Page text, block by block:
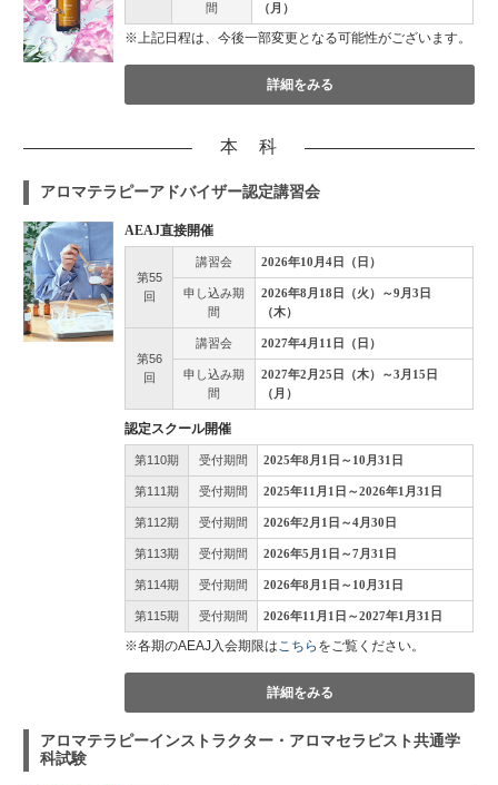
間
（月）
※上記日程は、今後一部変更となる可能性がございます。
詳細をみる
本 科
アロマテラピーアドバイザー認定講習会
AEAJ直接開催
第55
回
講習会 2026年10月4日（日）
申し込み期
間
2026年8月18日（火）～9月3日
（木）
第56
回
講習会 2027年4月11日（日）
申し込み期
間
2027年2月25日（木）～3月15日
（月）
認定スクール開催
第110期 受付期間 2025年8月1日～10月31日
第111期 受付期間 2025年11月1日～2026年1月31日
第112期 受付期間 2026年2月1日～4月30日
第113期 受付期間 2026年5月1日～7月31日
第114期 受付期間 2026年8月1日～10月31日
第115期 受付期間 2026年11月1日～2027年1月31日
※各期のAEAJ入会期限はこちら をご覧ください。
詳細をみる
アロマテラピーインストラクター・アロマセラピスト共通学
科試験